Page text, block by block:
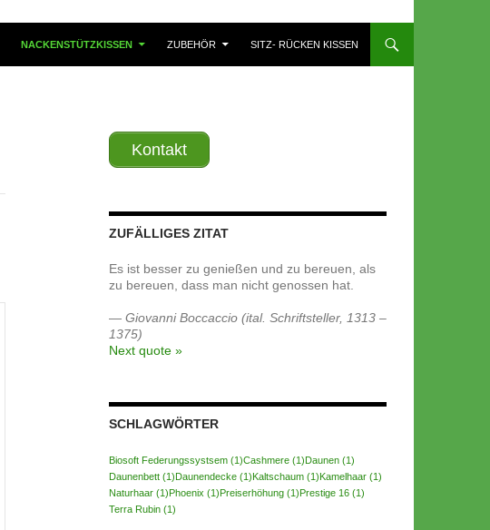
NACKENSTÜTZKISSEN ZUBEHÖR SITZ- RÜCKEN KISSEN
Kontakt
ZUFÄLLIGES ZITAT
Es ist besser zu genießen und zu bereuen, als
zu bereuen, dass man nicht genossen hat.
— Giovanni Boccaccio (ital. Schriftsteller, 1313 –
1375)
Next quote »
SCHLAGWÖRTER
Biosoft Federungssystsem (1)Cashmere (1)Daunen (1)
Daunenbett (1)Daunendecke (1)Kaltschaum (1)Kamelhaar (1)
Naturhaar (1)Phoenix (1)Preiserhöhung (1)Prestige 16 (1)
Terra Rubin (1)